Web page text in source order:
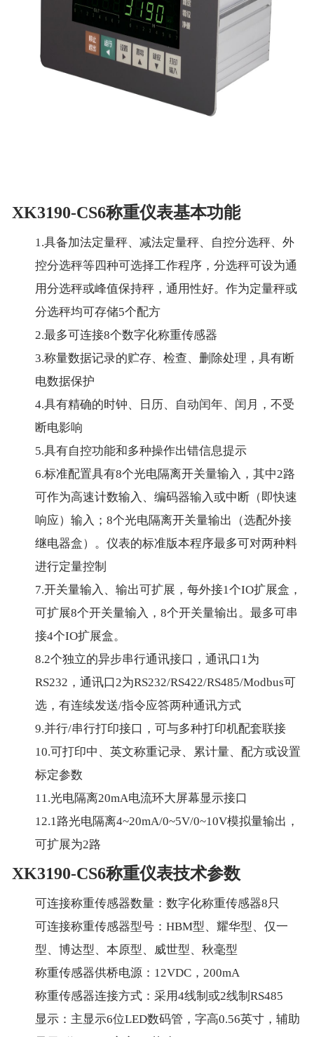
XK3190-CS6称重仪表基本功能
1.具备加法定量秤、减法定量秤、自控分选秤、外
控分选秤等四种可选择工作程序，分选秤可设为通
用分选秤或峰值保持秤，通用性好。作为定量秤或
分选秤均可存储5个配方
2.最多可连接8个数字化称重传感器
3.称量数据记录的贮存、检查、删除处理，具有断
电数据保护
4.具有精确的时钟、日历、自动闰年、闰月，不受
断电影响
5.具有自控功能和多种操作出错信息提示
6.标准配置具有8个光电隔离开关量输入，其中2路
可作为高速计数输入、编码器输入或中断（即快速
响应）输入；8个光电隔离开关量输出（选配外接
继电器盒）。仪表的标准版本程序最多可对两种料
进行定量控制
7.开关量输入、输出可扩展，每外接1个IO扩展盒，
可扩展8个开关量输入，8个开关量输出。最多可串
接4个IO扩展盒。
8.2个独立的异步串行通讯接口，通讯口1为
RS232，通讯口2为RS232/RS422/RS485/Modbus可
选，有连续发送/指令应答两种通讯方式
9.并行/串行打印接口，可与多种打印机配套联接
10.可打印中、英文称重记录、累计量、配方或设置
标定参数
11.光电隔离20mA电流环大屏幕显示接口
12.1路光电隔离4~20mA/0~5V/0~10V模拟量输出，
可扩展为2路
XK3190-CS6称重仪表技术参数
可连接称重传感器数量：数字化称重传感器8只
可连接称重传感器型号：HBM型、耀华型、仅一
型、博达型、本原型、威世型、秋毫型
称重传感器供桥电源：12VDC，200mA
称重传感器连接方式：采用4线制或2线制RS485
显示：主显示6位LED数码管，字高0.56英寸，辅助